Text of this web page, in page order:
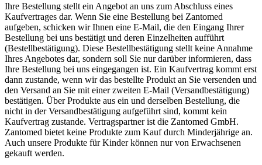
Ihre Bestellung stellt ein Angebot an uns zum Abschluss eines
Kaufvertrages dar. Wenn Sie eine Bestellung bei Zantomed
aufgeben, schicken wir Ihnen eine E-Mail, die den Eingang Ihrer
Bestellung bei uns bestätigt und deren Einzelheiten aufführt
(Bestellbestätigung). Diese Bestellbestätigung stellt keine Annahme
Ihres Angebotes dar, sondern soll Sie nur darüber informieren, dass
Ihre Bestellung bei uns eingegangen ist. Ein Kaufvertrag kommt erst
dann zustande, wenn wir das bestellte Produkt an Sie versenden und
den Versand an Sie mit einer zweiten E-Mail (Versandbestätigung)
bestätigen. Über Produkte aus ein und derselben Bestellung, die
nicht in der Versandbestätigung aufgeführt sind, kommt kein
Kaufvertrag zustande. Vertragspartner ist die Zantomed GmbH.
Zantomed bietet keine Produkte zum Kauf durch Minderjährige an.
Auch unsere Produkte für Kinder können nur von Erwachsenen
gekauft werden.